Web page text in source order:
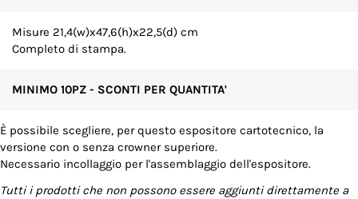
Misure 21,4(w)x47,6(h)x22,5(d) cm
Completo di stampa.
MINIMO 10PZ - SCONTI PER QUANTITA'
È possibile scegliere, per questo espositore cartotecnico, la
versione con o senza crowner superiore.
Necessario incollaggio per l'assemblaggio dell'espositore.
Tutti i prodotti che non possono essere aggiunti direttamente a